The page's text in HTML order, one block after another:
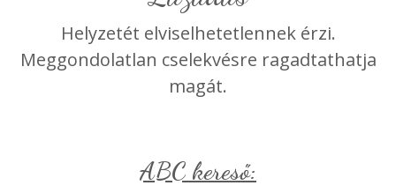
Helyzetét elviselhetetlennek érzi.
Meggondolatlan cselekvésre ragadtathatja
magát.
ABC kereső: